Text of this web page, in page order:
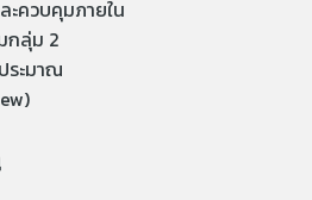
ะควบคุมภายใน
กลุ่ม 2
ระมาณ